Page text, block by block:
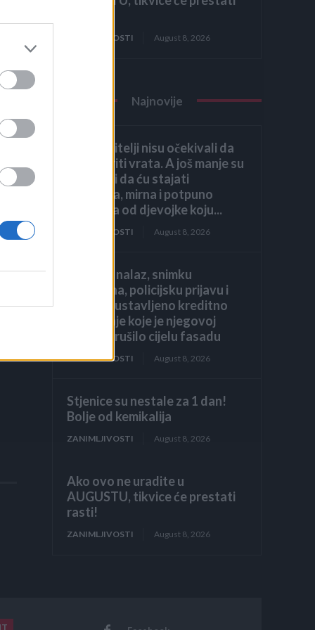
ZANIMLJIVOSTI August 8, 2026
Najnovije
Moji roditelji nisu očekivali da
ću otvoriti vrata. A još manje su
očekivali da ću stajati
uspravna, mirna i potpuno
drugačija od djevojke koju...
ZANIMLJIVOSTI August 8, 2026
liječnički nalaz, snimku
restorana, policijsku prijavu i
jedno zaustavljeno kreditno
odobrenje koje je njegovoj
obitelji srušilo cijelu fasadu
ZANIMLJIVOSTI August 8, 2026
Stjenice su nestale za 1 dan!
Bolje od kemikalija
ZANIMLJIVOSTI August 8, 2026
Ako ovo ne uradite u
AUGUSTU, tikvice će prestati
rasti!
ZANIMLJIVOSTI August 8, 2026